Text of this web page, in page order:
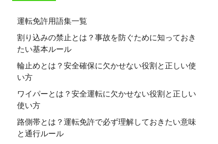
運転免許用語集一覧
割り込みの禁止とは？事故を防ぐために知っておき
たい基本ルール
輪止めとは？安全確保に欠かせない役割と正しい使
い方
ワイパーとは？安全運転に欠かせない役割と正しい
使い方
路側帯とは？運転免許で必ず理解しておきたい意味
と通行ルール